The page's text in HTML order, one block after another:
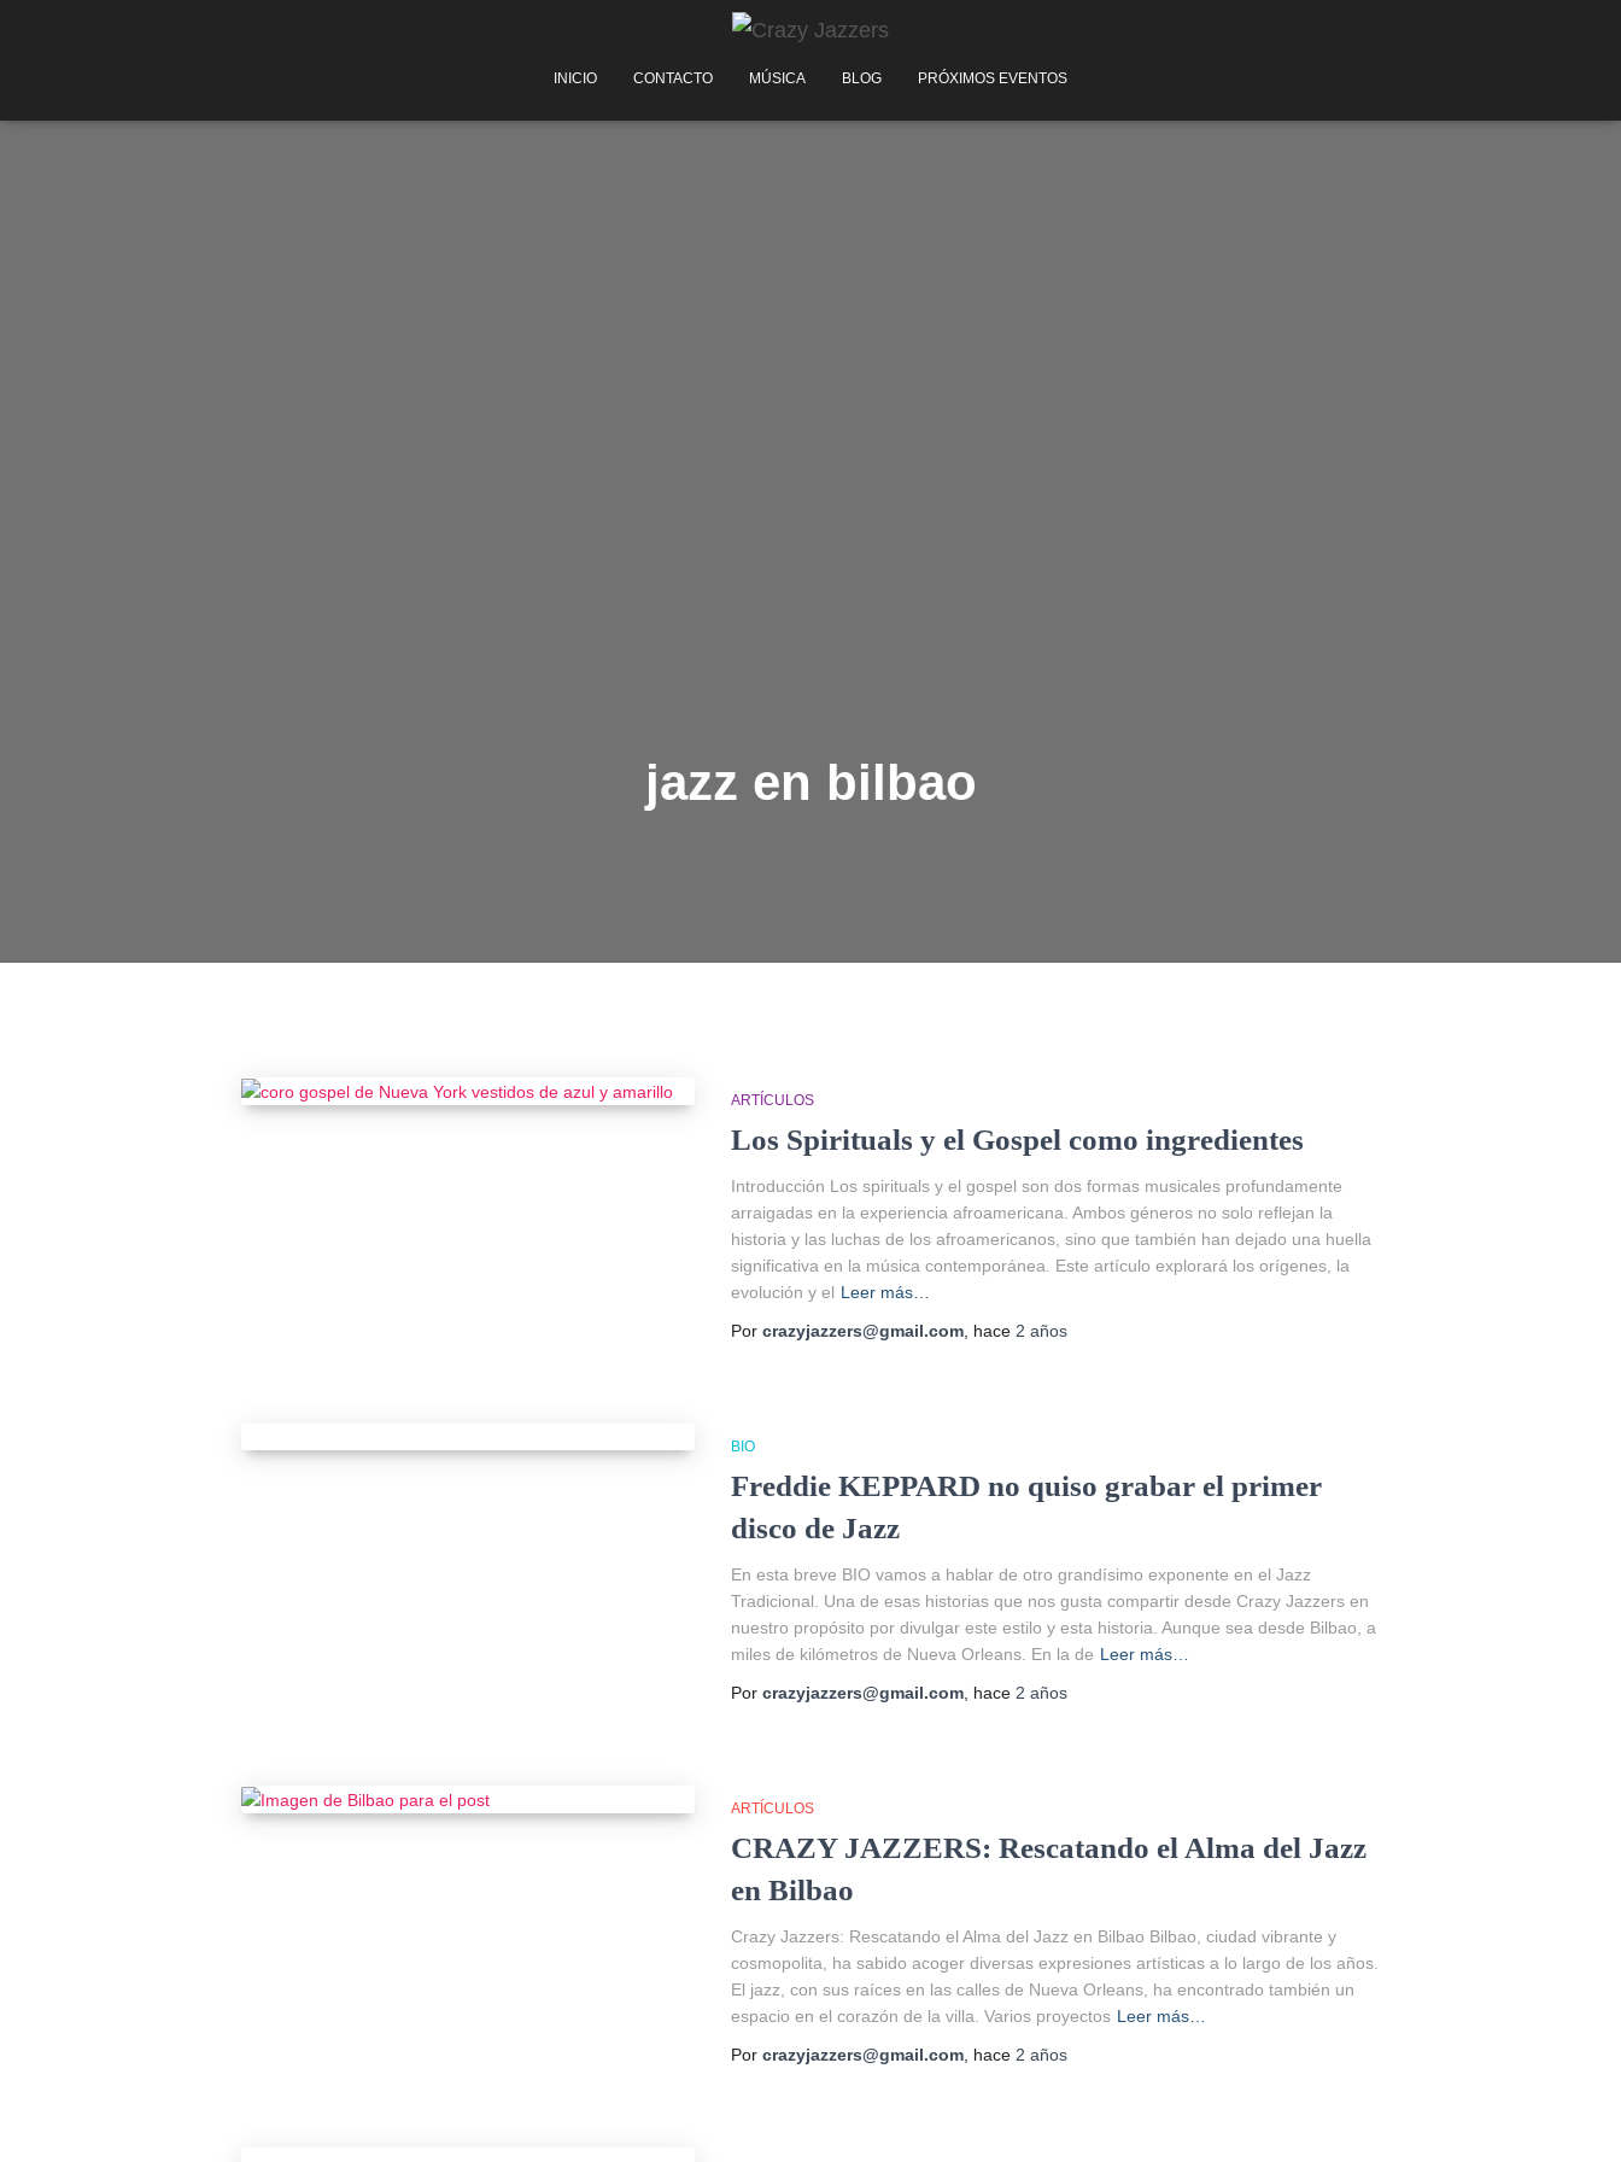
INICIO CONTACTO MÚSICA BLOG PRÓXIMOS EVENTOS
jazz en bilbao
ARTÍCULOS
Los Spirituals y el Gospel como ingredientes
Introducción Los spirituals y el gospel son dos formas musicales profundamente
arraigadas en la experiencia afroamericana. Ambos géneros no solo reflejan la
historia y las luchas de los afroamericanos, sino que también han dejado una huella
significativa en la música contemporánea. Este artículo explorará los orígenes, la
evolución y el Leer más…
Por crazyjazzers@gmail.com, hace 2 años
BIO
Freddie KEPPARD no quiso grabar el primer
disco de Jazz
En esta breve BIO vamos a hablar de otro grandísimo exponente en el Jazz
Tradicional. Una de esas historias que nos gusta compartir desde Crazy Jazzers en
nuestro propósito por divulgar este estilo y esta historia. Aunque sea desde Bilbao, a
miles de kilómetros de Nueva Orleans. En la de Leer más…
Por crazyjazzers@gmail.com, hace 2 años
ARTÍCULOS
CRAZY JAZZERS: Rescatando el Alma del Jazz
en Bilbao
Crazy Jazzers: Rescatando el Alma del Jazz en Bilbao Bilbao, ciudad vibrante y
cosmopolita, ha sabido acoger diversas expresiones artísticas a lo largo de los años.
El jazz, con sus raíces en las calles de Nueva Orleans, ha encontrado también un
espacio en el corazón de la villa. Varios proyectos Leer más…
Por crazyjazzers@gmail.com, hace 2 años